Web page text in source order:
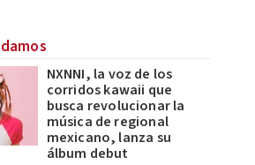
NXNNI, la voz de los
corridos kawaii que
busca revolucionar la
música de regional
mexicano, lanza su
álbum debut